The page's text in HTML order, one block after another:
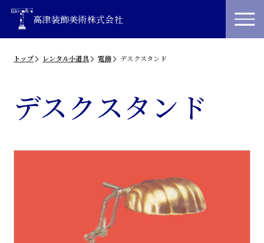
高津装飾美術株式会社
トップ レンタル小道具 電飾 デスクスタンド
デスクスタンド